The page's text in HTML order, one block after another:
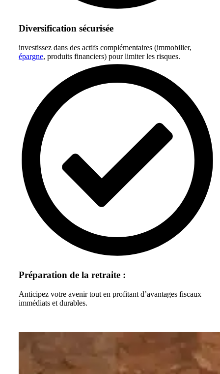
Diversification sécurisée
investissez dans des actifs complémentaires (immobilier,
épargne, produits financiers) pour limiter les risques.
Préparation de la retraite :
Anticipez votre avenir tout en profitant d’avantages fiscaux
immédiats et durables.